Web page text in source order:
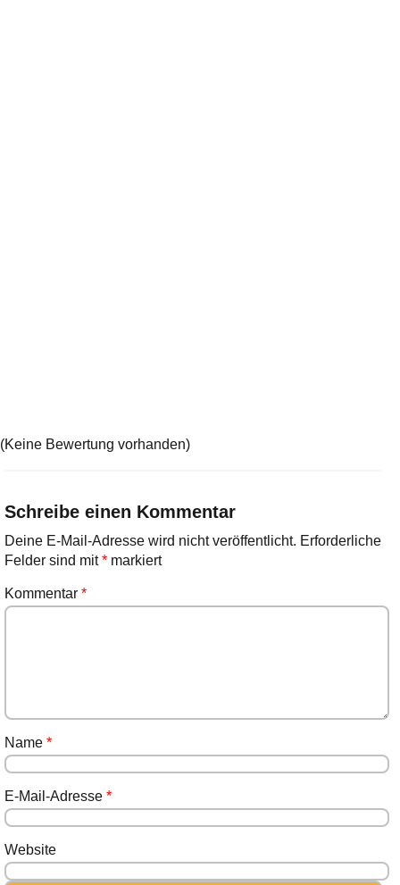
(Keine Bewertung vorhanden)
Schreibe einen Kommentar
Deine E-Mail-Adresse wird nicht veröffentlicht. Erforderliche
Felder sind mit*markiert
Kommentar *
Name *
E-Mail-Adresse *
Website